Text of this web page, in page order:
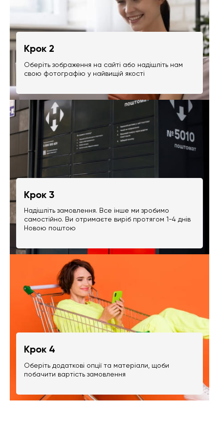
Крок 2
Оберіть зображення на сайті або надішліть нам
свою фотографію у найвищій якості
Крок 3
Надішліть замовлення. Все інше ми зробимо
самостійно. Ви отримаєте виріб протягом 1-4 днів
Новою поштою
Крок 4
Оберіть додаткові опції та матеріали, щоби
побачити вартість замовлення